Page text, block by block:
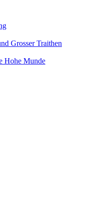
Grosser Traithen
Hohe Munde